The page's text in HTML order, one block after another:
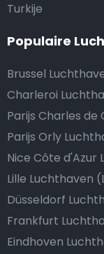
Turkije
Populaire
Brussel
Charleroi
Parijs Charles de
Parijs Orly
Nice Côte d'Azur
Lille Luchthaven
Düsseldorf
Frankfurt
Eindhoven